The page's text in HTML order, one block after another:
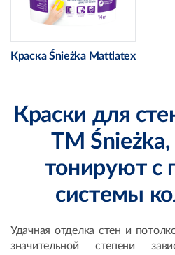
Краска Śnieżka Mattlatex
Краски для
ТМ Śnieżka,
тонируют
системы
Удачная отделка стен и
значительной степени